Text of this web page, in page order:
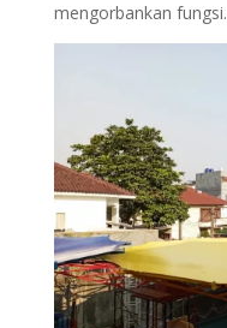
mengorbankan fungsi.